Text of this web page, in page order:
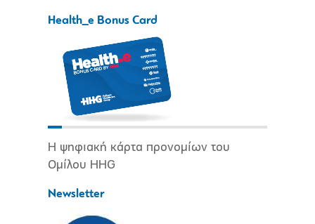
Health_e Bonus Card
Η ψηφιακή κάρτα προνομίων του
Ομίλου HHG
Newsletter